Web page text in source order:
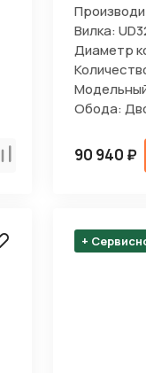
Сравнить
Вилка:
Диаметр
Обода:
90 940 ₽
+